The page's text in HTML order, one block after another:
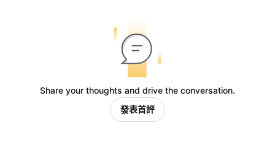
Share your thoughts and drive the conversation.
發表首評